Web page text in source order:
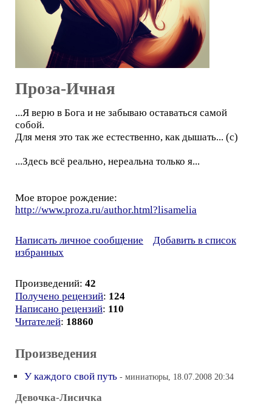
Проза-Ичная
...Я верю в Бога и не забываю оставаться самой
собой.
Для меня это так же естественно, как дышать... (с)
...Здесь всё реально, нереальна только я...
Мое второе рождение:
http://www.proza.ru/author.html?lisamelia
Написать личное сообщение
Добавить в список
избранных
Произведений: 42
Получено рецензий: 124
Написано рецензий: 110
Читателей: 18860
Произведения
У каждого свой путь - миниатюры, 18.07.2008 20:34
Девочка-Лисичка